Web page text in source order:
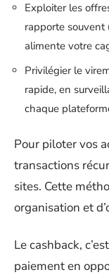
Exploiter les
rapporte souvent
alimente votre
Privilégier le
rapide, en
chaque
Pour piloter vos
transactions
sites. Cette
organisation et
Le cashback,
paiement en